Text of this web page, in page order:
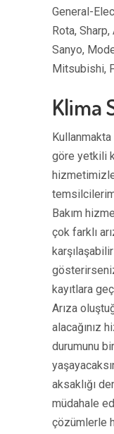
General-
Rota,
Sanyo,
Mitsubishi,
Klima
Kullanmakta
göre yetkili
Bakım
çok farklı
kayıtlara
Arıza
alacağınız
durumunu
aksaklığı
müdahale
çözümlerle